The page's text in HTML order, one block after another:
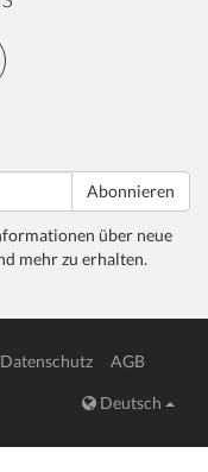
Abonnieren
über neue
mehr zu erhalten.
Datenschutz
AGB
Deutsch